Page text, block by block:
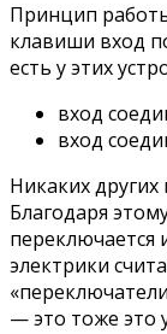
Принцип
клавиши вход
есть у этих
вход
вход
Никаких
Благодаря
переключается
электрики
— это тоже это